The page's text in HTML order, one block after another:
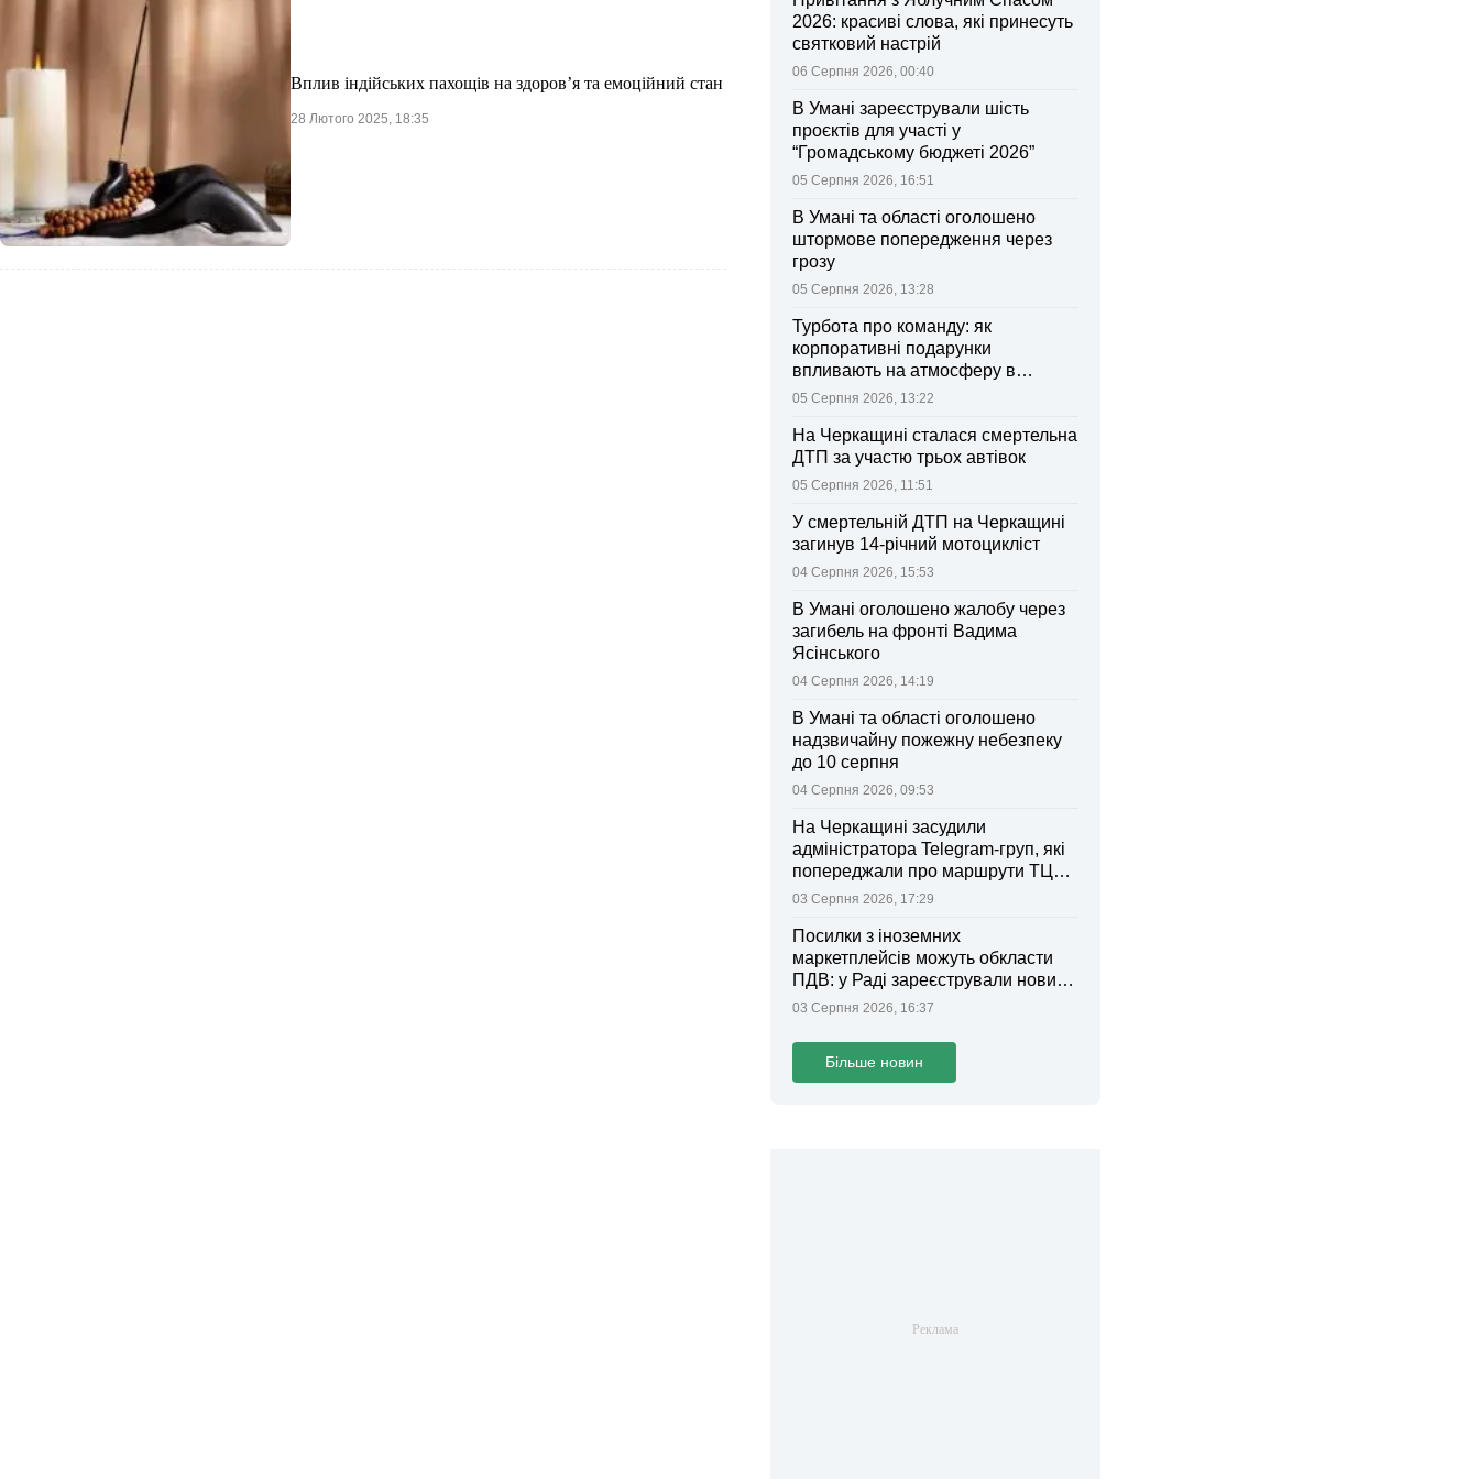
Вплив індійських пахощів на здоров’я та емоційний стан
28 Лютого 2025, 18:35
2026: красиві слова, які принесуть
святковий настрій
06 Серпня 2026, 00:40
В Умані зареєстрували шість
проєктів для участі у
“Громадському бюджеті 2026”
05 Серпня 2026, 16:51
В Умані та області оголошено
штормове попередження через
грозу
05 Серпня 2026, 13:28
Турбота про команду: як
корпоративні подарунки
впливають на атмосферу в
колективі
05 Серпня 2026, 13:22
На Черкащині сталася смертельна
ДТП за участю трьох автівок
05 Серпня 2026, 11:51
У смертельній ДТП на Черкащині
загинув 14-річний мотоцикліст
04 Серпня 2026, 15:53
В Умані оголошено жалобу через
загибель на фронті Вадима
Ясінського
04 Серпня 2026, 14:19
В Умані та області оголошено
надзвичайну пожежну небезпеку
до 10 серпня
04 Серпня 2026, 09:53
На Черкащині засудили
адміністратора Telegram-груп, які
попереджали про маршрути ТЦК
та поліції
03 Серпня 2026, 17:29
Посилки з іноземних
маркетплейсів можуть обкласти
ПДВ: у Раді зареєстрували новий
законопроєкт
03 Серпня 2026, 16:37
Більше новин